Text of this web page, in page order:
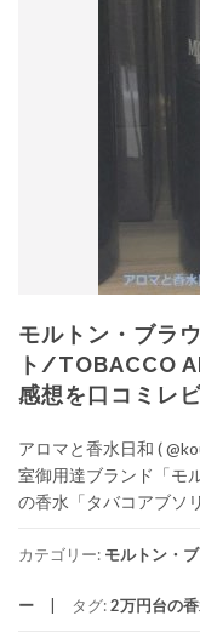
モルトン・ブラ
ト/TOBACCO
感想を口コミレ
アロマと香水日和 (
室御用達ブランド「モ
の香水「タバコアブソ
カテゴリー: モルトン・
ー タグ:2万円台の